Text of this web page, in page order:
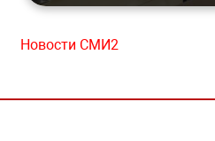
Новости СМИ2